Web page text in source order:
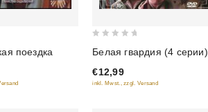
поездка
of
5
Белая гвардия (4 серии)
€12,99
inkl. Mwst., zzgl. Versand